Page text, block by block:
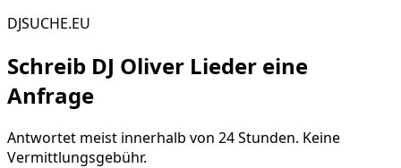
DJSUCHE.EU
Schreib DJ Oliver Lieder eine
Anfrage
Antwortet meist innerhalb von 24 Stunden. Keine
Vermittlungsgebühr.